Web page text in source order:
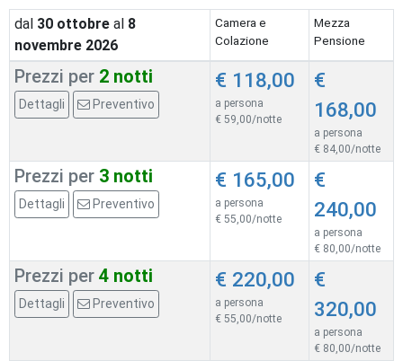
dal 30ottobreal 8
novembre 2026
Camera e
Colazione
Mezza
Pensione
Prezzi per 2 notti
Dettagli Preventivo
€ 118,00
a persona
€ 59,00/notte
€
168,00
a persona
€ 84,00/notte
Prezzi per 3 notti
Dettagli Preventivo
€ 165,00
a persona
€ 55,00/notte
€
240,00
a persona
€ 80,00/notte
Prezzi per 4 notti
Dettagli Preventivo
€ 220,00
a persona
€ 55,00/notte
€
320,00
a persona
€ 80,00/notte